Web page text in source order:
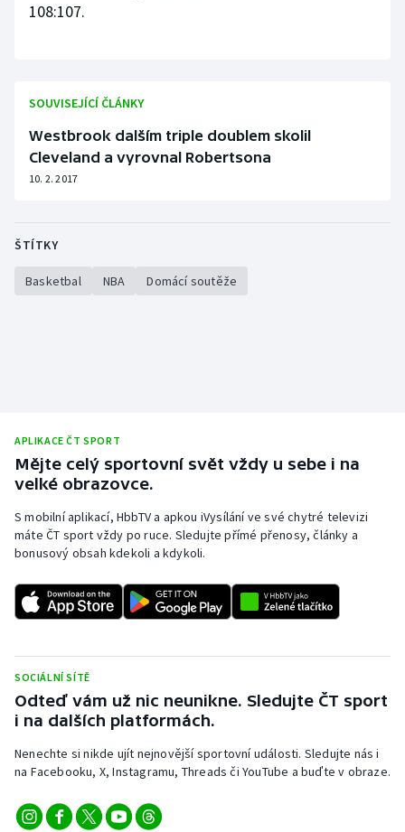
108:107.
SOUVISEJÍCÍ ČLÁNKY
Westbrook dalším triple doublem skolil
Cleveland a vyrovnal Robertsona
10. 2. 2017
ŠTÍTKY
Basketbal NBA Domácí soutěže
APLIKACE ČT SPORT
Mějte celý sportovní svět vždy u sebe i na
velké obrazovce.
S mobilní aplikací, HbbTV a apkou iVysílání ve své chytré televizi
máte ČT sport vždy po ruce. Sledujte přímé přenosy, články a
bonusový obsah kdekoli a kdykoli.
SOCIÁLNÍ SÍTĚ
Odteď vám už nic neunikne. Sledujte ČT sport
i na dalších platformách.
Nenechte si nikde ujít nejnovější sportovní události. Sledujte nás i
na Facebooku, X, Instagramu, Threads či YouTube a buďte v obraze.